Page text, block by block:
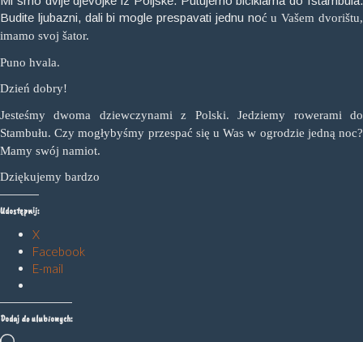
Budite ljubazni, dali bi mogle prespavati jednu noć u Vašem dvorištu,
imamo svoj šator.
Puno hvala.
Dzień dobry!
Jesteśmy dwoma dziewczynami z Polski. Jedziemy rowerami do
Stambułu. Czy mogłybyśmy przespać się u Was w ogrodzie jedną noc?
Mamy swój namiot.
Dziękujemy bardzo
Udostępnij:
X
Facebook
E-mail
Dodaj do ulubionych: